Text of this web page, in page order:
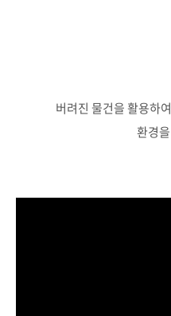
버려진 물건을 활용하여
환경을